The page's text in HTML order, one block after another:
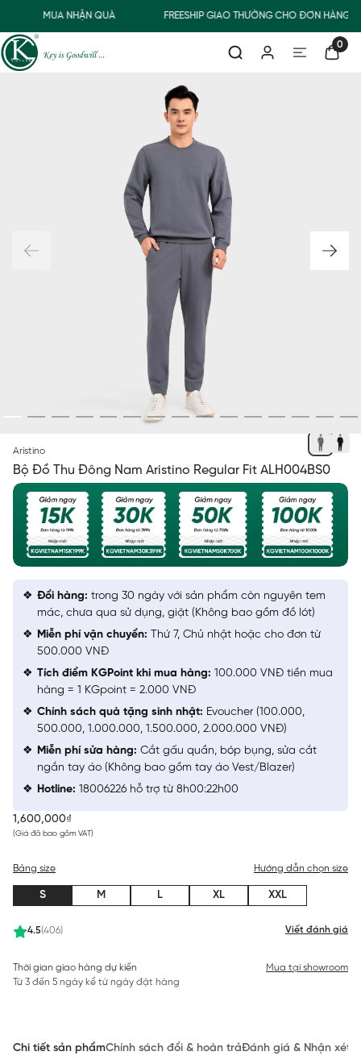
MUA NHẬN QUÀ FREESHIP GIAO THƯỜNG CHO ĐƠN HÀNG
0
Aristino
Bộ Đồ Thu Đông Nam Aristino Regular Fit ALH004BS0
1,600,000₫
(Giá đã bao gồm VAT)
4.5(406) Viết đánh giá
Bảng size Hướng dẫn chọn size
S M L XL XXL
Thời gian giao hàng dự kiến
Từ 3 đến 5 ngày kể từ ngày đặt hàng
Mua tại showroom
Đổi hàng: trong 30 ngày với sản phẩm còn nguyên tem
mác, chưa qua sử dụng, giặt (Không bao gồm đồ lót)
Miễn phí vận chuyển: Thứ 7, Chủ nhật hoặc cho đơn từ
500.000 VNĐ
Tích điểm KGPoint khi mua hàng: 100.000 VNĐ tiền mua
hàng = 1 KGpoint = 2.000 VNĐ
Chính sách quà tặng sinh nhật: Evoucher (100.000,
500.000, 1.000.000, 1.500.000, 2.000.000 VNĐ)
Miễn phí sửa hàng: Cắt gấu quần, bóp bụng, sửa cắt
ngắn tay áo (Không bao gồm tay áo Vest/Blazer)
Hotline: 18006226 hỗ trợ từ 8h00:22h00
Chi tiết sản phẩmChính sách đổi & hoàn trảĐánh giá & Nhận xét